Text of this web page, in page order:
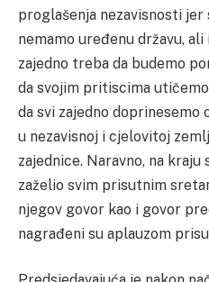
proglašenja nezavisnosti jer
nemamo uređenu državu,
zajedno treba da budemo
da svojim pritiscima
da svi zajedno doprinesemo
u nezavisnoj i cjelovitoj
zajednice. Naravno, na
zaželio svim prisutnim
njegov govor kao i govor
nagrađeni su aplauzom